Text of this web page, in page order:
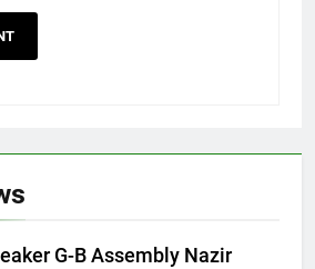
G-B Assembly Nazir